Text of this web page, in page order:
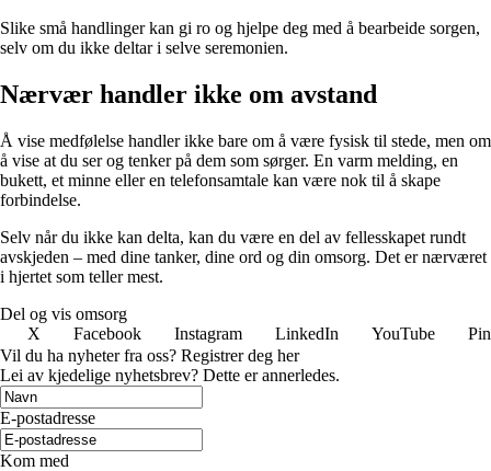
Slike små handlinger kan gi ro og hjelpe deg med å bearbeide sorgen,
selv om du ikke deltar i selve seremonien.
Nærvær handler ikke om avstand
Å vise medfølelse handler ikke bare om å være fysisk til stede, men om
å vise at du ser og tenker på dem som sørger. En varm melding, en
bukett, et minne eller en telefonsamtale kan være nok til å skape
forbindelse.
Selv når du ikke kan delta, kan du være en del av fellesskapet rundt
avskjeden – med dine tanker, dine ord og din omsorg. Det er nærværet
i hjertet som teller mest.
Del og vis omsorg
X
Facebook Instagram LinkedIn YouTube
Vil du ha nyheter fra oss? Registrer deg her
Lei av kjedelige nyhetsbrev? Dette er annerledes.
E-postadresse
Kom med